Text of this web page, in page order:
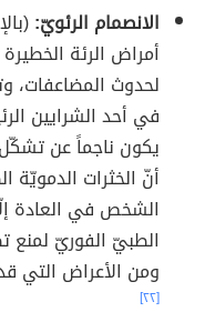
الانصمام الرئويّ:
أمراض الرئة
لحدوث المضاعفات،
في أحد الشرايين
يكون ناجماً عن
أنّ الخثرات
الشخص في العادة
الطبيّ الفوريّ لمنع
ومن الأعراض التي
[٢٢]